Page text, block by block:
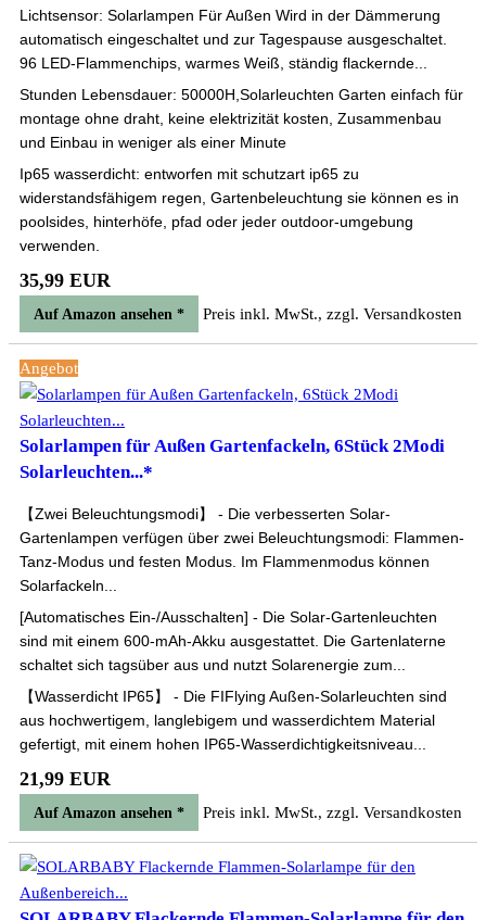
Lichtsensor: Solarlampen Für Außen Wird in der Dämmerung
automatisch eingeschaltet und zur Tagespause ausgeschaltet.
96 LED-Flammenchips, warmes Weiß, ständig flackernde...
Stunden Lebensdauer: 50000H,Solarleuchten Garten einfach für
montage ohne draht, keine elektrizität kosten, Zusammenbau
und Einbau in weniger als einer Minute
Ip65 wasserdicht: entworfen mit schutzart ip65 zu
widerstandsfähigem regen, Gartenbeleuchtung sie können es in
poolsides, hinterhöfe, pfad oder jeder outdoor-umgebung
verwenden.
35,99 EUR
Auf Amazon ansehen * Preis inkl. MwSt., zzgl. Versandkosten
Angebot
Solarlampen für Außen Gartenfackeln, 6Stück 2Modi
Solarleuchten...*
【Zwei Beleuchtungsmodi】 - Die verbesserten Solar-
Gartenlampen verfügen über zwei Beleuchtungsmodi: Flammen-
Tanz-Modus und festen Modus. Im Flammenmodus können
Solarfackeln...
[Automatisches Ein-/Ausschalten] - Die Solar-Gartenleuchten
sind mit einem 600-mAh-Akku ausgestattet. Die Gartenlaterne
schaltet sich tagsüber aus und nutzt Solarenergie zum...
【Wasserdicht IP65】 - Die FIFlying Außen-Solarleuchten sind
aus hochwertigem, langlebigem und wasserdichtem Material
gefertigt, mit einem hohen IP65-Wasserdichtigkeitsniveau...
21,99 EUR
Auf Amazon ansehen * Preis inkl. MwSt., zzgl. Versandkosten